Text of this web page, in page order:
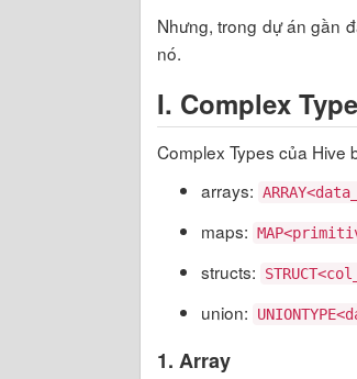
Nhưng, trong dự án gần
nó.
I. Complex
Complex Types của Hive
arrays:
maps:
structs:
union:
1. Array